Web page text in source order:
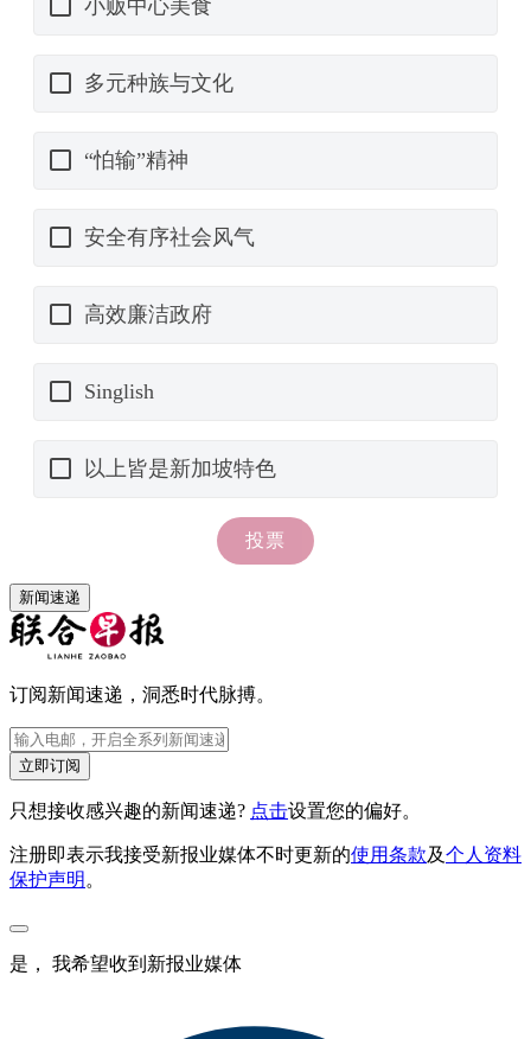
新闻速递
订阅新闻速递，洞悉时代脉搏。
立即订阅
只想接收感兴趣的新闻速递? 点击设置您的偏好。
注册即表示我接受新报业媒体不时更新的使用条款及个人资料
保护声明 。
是， 我希望收到新报业媒体